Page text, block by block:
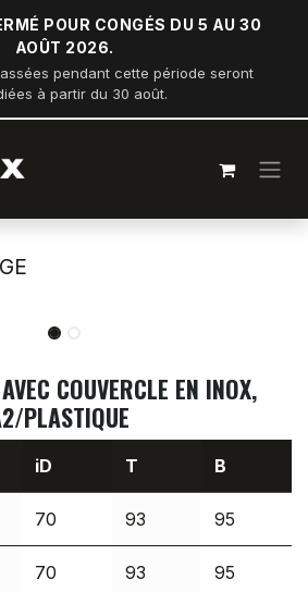
POUR CONGÉS DU 5 AU 30
AOÛT 2026.
pendant cette période seront
à partir du 30 août.
COUVERCLE EN INOX,
PLASTIQUE
iD T B
70 93 95
70 93 95